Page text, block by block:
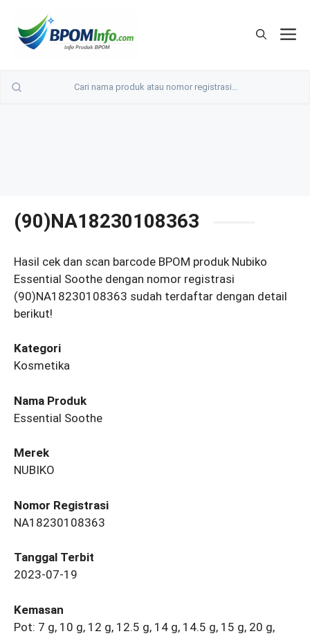
(90)NA18230108363
Hasil cek dan scan barcode BPOM produk Nubiko
Essential Soothe dengan nomor registrasi
(90)NA18230108363 sudah terdaftar dengan detail
berikut!
Kategori
Kosmetika
Nama Produk
Essential Soothe
Merek
NUBIKO
Nomor Registrasi
NA18230108363
Tanggal Terbit
2023-07-19
Kemasan
Pot: 7 g, 10 g, 12 g, 12.5 g, 14 g, 14.5 g, 15 g, 20 g,